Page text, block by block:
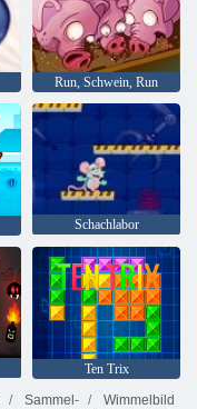
Run, Schwein, Run
Schachlabor
Ten Trix
Sammel-
Wimmelbild